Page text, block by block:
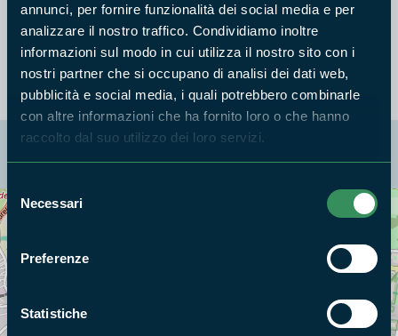
annunci, per fornire funzionalità dei social media e per
analizzare il nostro traffico. Condividiamo inoltre
informazioni sul modo in cui utilizza il nostro sito con i
nostri partner che si occupano di analisi dei dati web,
pubblicità e social media, i quali potrebbero combinarle
con altre informazioni che ha fornito loro o che hanno
raccolto dal suo utilizzo dei loro servizi.
Selezione
delNecessari
Preferenze
Statistiche
Fave biologiche
La mappa di Parchilazio.it